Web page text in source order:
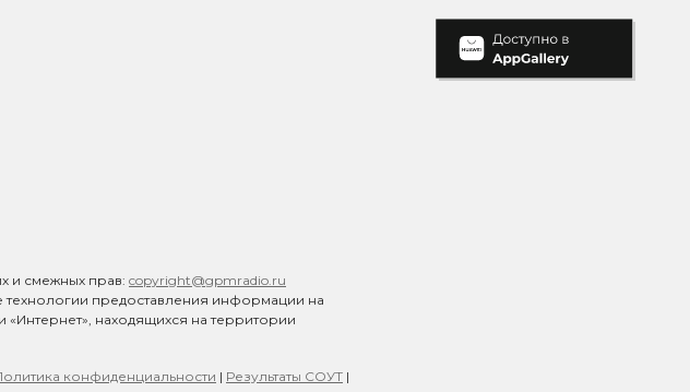
и смежных прав: copyright@gpmradio.ru
предоставления информации на
находящихся на территории
конфиденциальности | Результаты СОУТ |